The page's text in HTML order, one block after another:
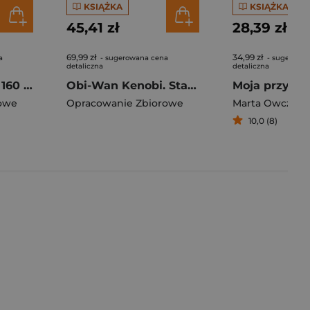
Trening pamięci. 160 łamigłówek i zagadek wspierających pamięć i koncentrację
KSIĄŻKA
45,41 zł
69,99 zł - sugerowana cena
detaliczna
Obi-Wan Kenobi. Star Wars
Opracowanie Zbiorowe
KSIĄŻKA
28,39 zł
34,99 zł -
detaliczna
Moja
10,0 (8)